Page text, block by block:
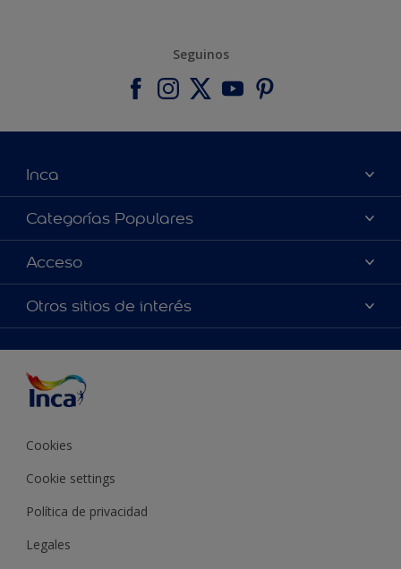
Seguinos
Inca
Acerca de Inca
Contactanos
Encontrá un distribuidor Inca
Categorías Populares
Colores
Productos
Inspiración
Acceso
Accesibilidad
Precisión del color
Otros sitios de interés
Cookies
Cookie settings
Política de privacidad
Legales